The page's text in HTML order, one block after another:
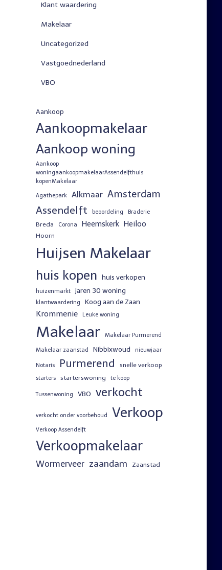
Klant waardering
Makelaar
Uncategorized
Vastgoednederland
VBO
Aankoop
Aankoopmakelaar
Aankoop woning
Aankoop
woningaankoopmakelaarAssendelfthuis
kopenMakelaar
Agathepark Alkmaar Amsterdam
Assendelft beoordeling Braderie
Breda Corona Heemskerk Heiloo
Hoorn
Huijsen Makelaar
huis kopen huis verkopen
huizenmarkt jaren 30 woning
klantwaardering Koog aan de Zaan
Krommenie Leuke woning
Makelaar Makelaar Purmerend
Makelaar zaanstad Nibbixwoud nieuwjaar
Notaris Purmerend snelle verkoop
starters starterswoning te koop
Tussenwoning VBO verkocht
verkocht onder voorbehoud Verkoop
Verkoop Assendelft
Verkoopmakelaar
Wormerveer zaandam Zaanstad